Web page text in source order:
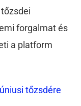
forgalmat és
a platform
tőzsdére